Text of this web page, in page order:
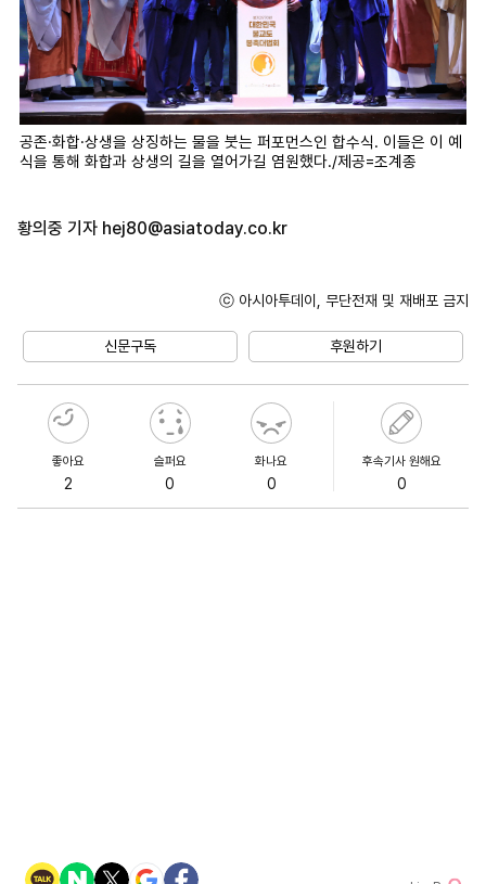
공존·화합·상생을 상징하는 물을 붓는 퍼포먼스인 합수식. 이들은 이 예
식을 통해 화합과 상생의 길을 열어가길 염원했다./제공=조계종
황의중 기자 hej80@asiatoday.co.kr
ⓒ 아시아투데이, 무단전재 및 재배포 금지
신문구독 후원하기
좋아요
2
슬퍼요
0
화나요
0
후속기사 원해요
0